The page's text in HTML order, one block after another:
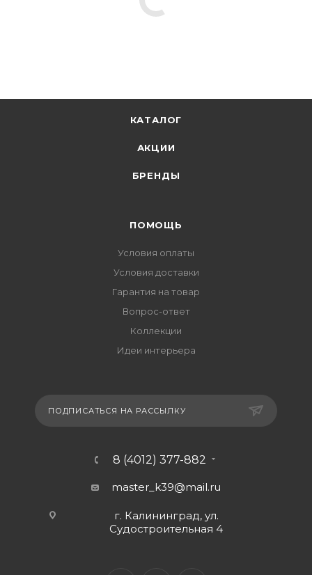
КАТАЛОГ
АКЦИИ
БРЕНДЫ
ПОМОЩЬ
Условия оплаты
Условия доставки
Гарантия на товар
Вопрос-ответ
Коллекции
Идеи интерьера
ПОДПИСАТЬСЯ НА РАССЫЛКУ
8 (4012) 377-882
master_k39@mail.ru
г. Калининград, ул.
Судостроительная 4